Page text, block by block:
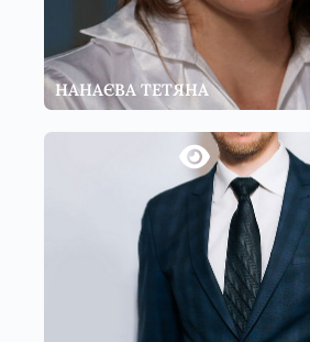
НАНАЄВА ТЕТЯНА